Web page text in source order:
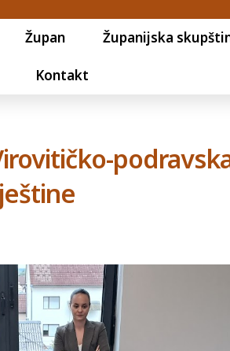
Župan Županijska
Kontakt